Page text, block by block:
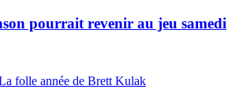
pourrait revenir au jeu samedi